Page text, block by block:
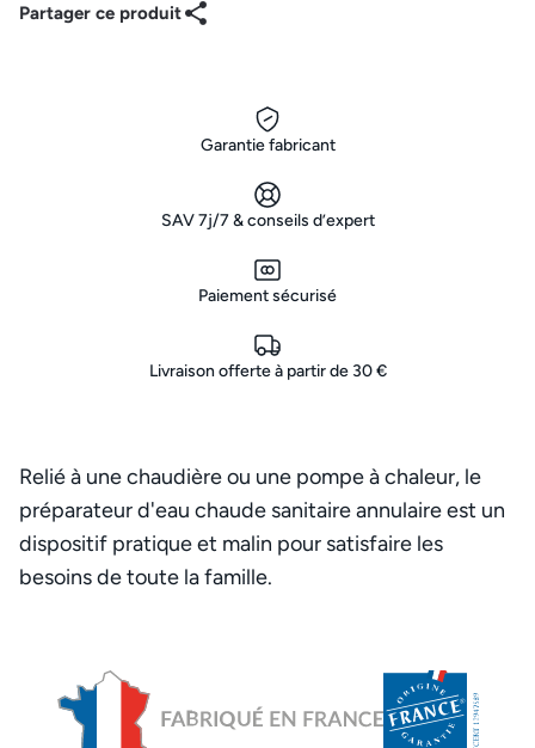
Partager ce produit
Garantie fabricant
SAV 7j/7 & conseils d’expert
Paiement sécurisé
Livraison offerte à partir de 30 €
Relié à une chaudière ou une pompe à chaleur, le
préparateur d'eau chaude sanitaire annulaire est un
dispositif pratique et malin pour satisfaire les
besoins de toute la famille.